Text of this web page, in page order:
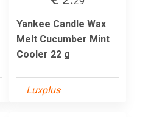
Yankee Candle Wax
Melt Cucumber Mint
Cooler 22 g
Luxplus